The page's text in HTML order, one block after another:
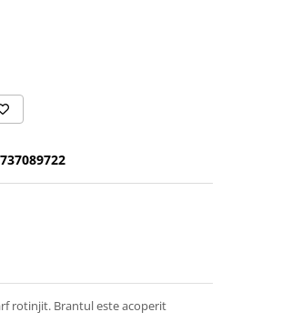
rotinjit. Brantul este acoperit